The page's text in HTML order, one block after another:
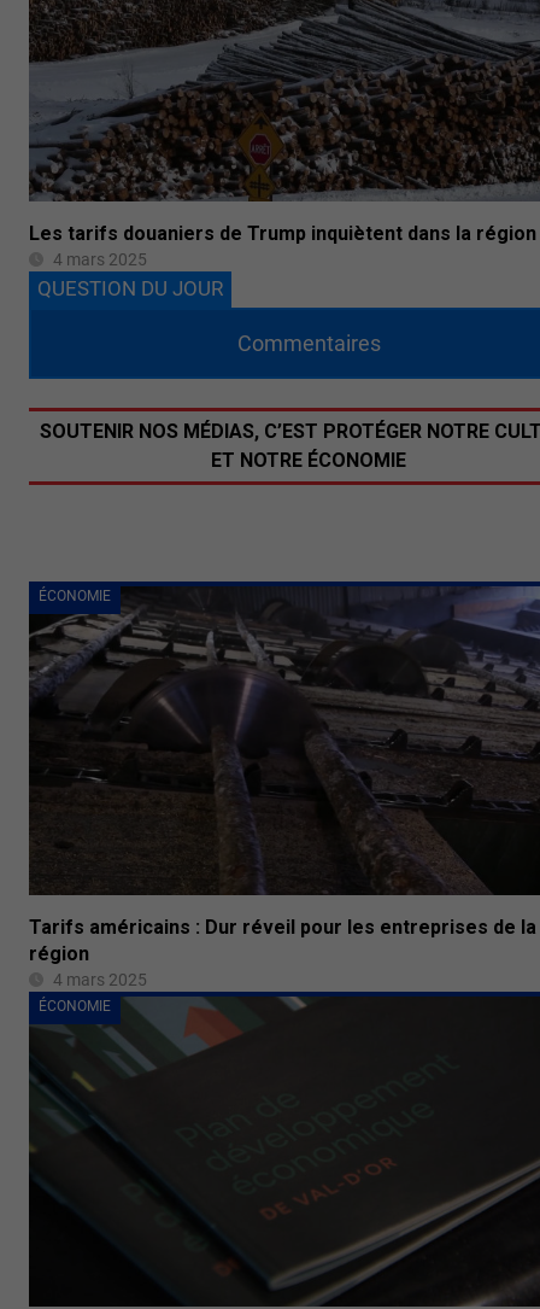
Les tarifs douaniers de Trump inquiètent dans la région
4 mars 2025
ÉCONOMIE
Tarifs américains : Dur réveil pour les entreprises de la
région
4 mars 2025
ÉCONOMIE
QUESTION DU JOUR
Commentaires
SOUTENIR NOS MÉDIAS, C’EST PROTÉGER NOTRE
ET NOTRE ÉCONOMIE